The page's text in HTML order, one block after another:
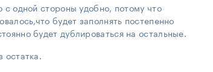
одной стороны удобно, потому что
будет заполнять постепенно
будет дублироваться на остальные.
остатка.